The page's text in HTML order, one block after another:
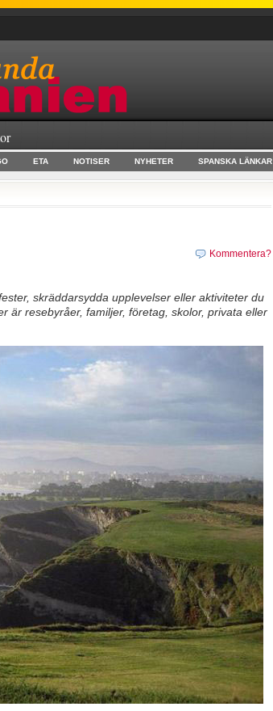
ETA NOTISER NYHETER SPANSKA LÄNKAR
Kommentera?
skräddarsydda upplevelser eller aktiviteter du
är resebyråer, familjer, företag, skolor, privata eller